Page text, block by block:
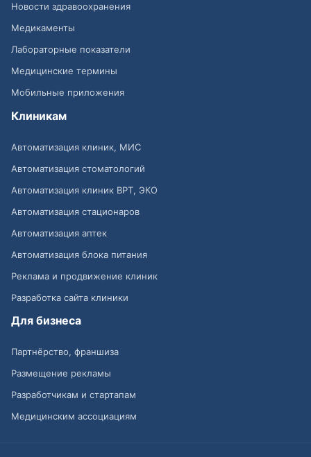
Новости здравоохранения
Медикаменты
Лабораторные показатели
Медицинские термины
Мобильные приложения
Клиникам
Автоматизация клиник, МИС
Автоматизация стоматологий
Автоматизация клиник ВРТ, ЭКО
Автоматизация стационаров
Автоматизация аптек
Автоматизация блока питания
Реклама и продвижение клиник
Разработка сайта клиники
Для бизнеса
Партнёрство, франшиза
Размещение рекламы
Разработчикам и стартапам
Медицинским ассоциациям